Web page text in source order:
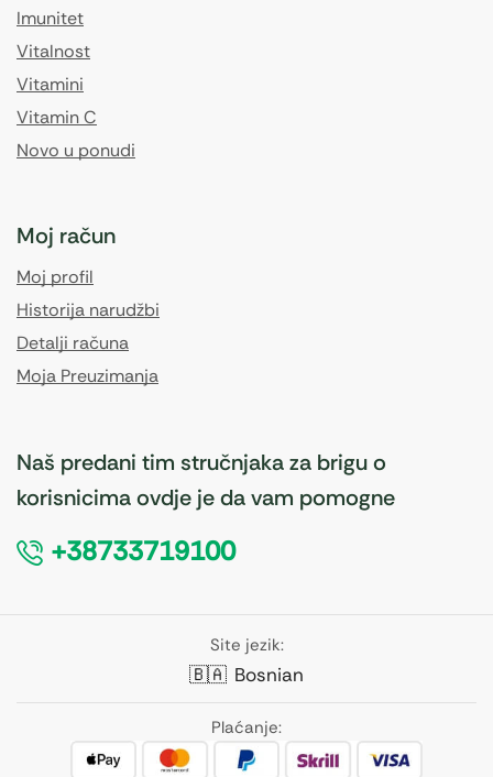
Imunitet
Vitalnost
Vitamini
Vitamin C
Novo u ponudi
Moj račun
Moj profil
Historija narudžbi
Detalji računa
Moja Preuzimanja
Naš predani tim stručnjaka za brigu o
korisnicima ovdje je da vam pomogne
+38733719100
Site jezik:
🇧🇦 Bosnian
Plaćanje: